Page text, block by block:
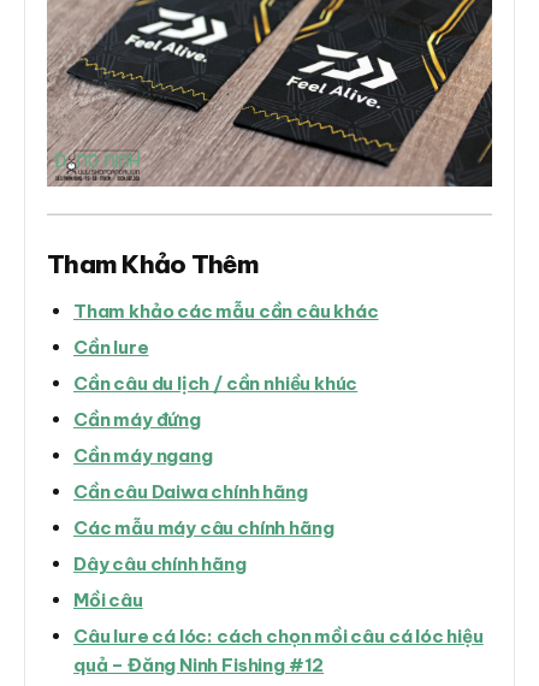
Tham Khảo Thêm
Tham khảo các mẫu cần câu khác
Cần lure
Cần câu du lịch / cần nhiều khúc
Cần máy đứng
Cần máy ngang
Cần câu Daiwa chính hãng
Các mẫu máy câu chính hãng
Dây câu chính hãng
Mồi câu
Câu lure cá lóc: cách chọn mồi câu cá lóc hiệu
quả – Đăng Ninh Fishing #12